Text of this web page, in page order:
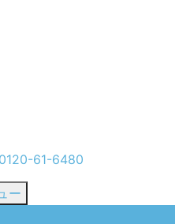
0120-61-6480
ー